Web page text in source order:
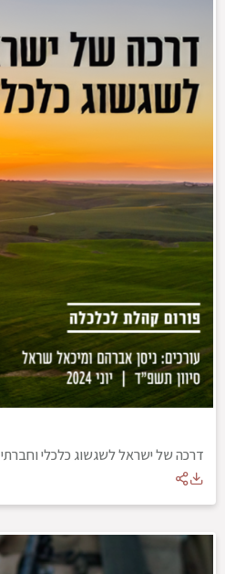
דרכה של ישראל לשגשוג כלכלי וחברתי